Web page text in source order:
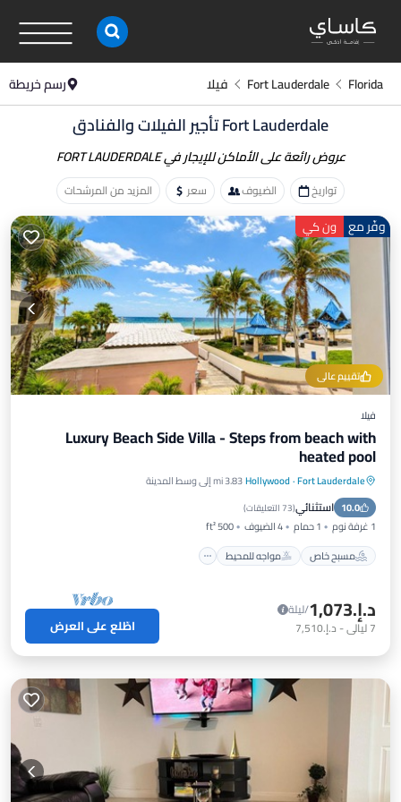
Florida
Fort Lauderdale فيلا رسم خريطة
Fort Lauderdale تأجير الفيلات والفنادق
عروض رائعة على الأماكنللإيجار في FORT LAUDERDALE
تواريخ الضيوف سعر المزيد من المرشحات
تقييم عالي
وفّر مع ون كي
فيلا
Luxury Beach Side Villa - Steps from beach with
heated pool
Fort Lauderdale
·
Hollywood3.83 mi إلى وسط المدينة
10.0 استثنائي(73 التعليقات )
1 غرفة نوم 1 حمام 4 الضيوف
500 ft²
مسبح خاص
مواجه للمحيط
مسبح خاص مواجه للمحيط
مسبح
د.إ.‏1,073
/ليلة
7ليالي- د.إ.‏7,510 اطّلع على العرض